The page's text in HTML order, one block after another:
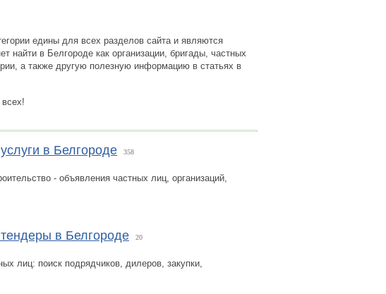
едины для всех разделов сайта и являются
в Белгороде как организации, бригады, частных
а также другую полезную информацию в статьях в
в Белгороде 358
- объявления частных лиц, организаций,
в Белгороде 20
лиц: поиск подрядчиков, дилеров, закупки,